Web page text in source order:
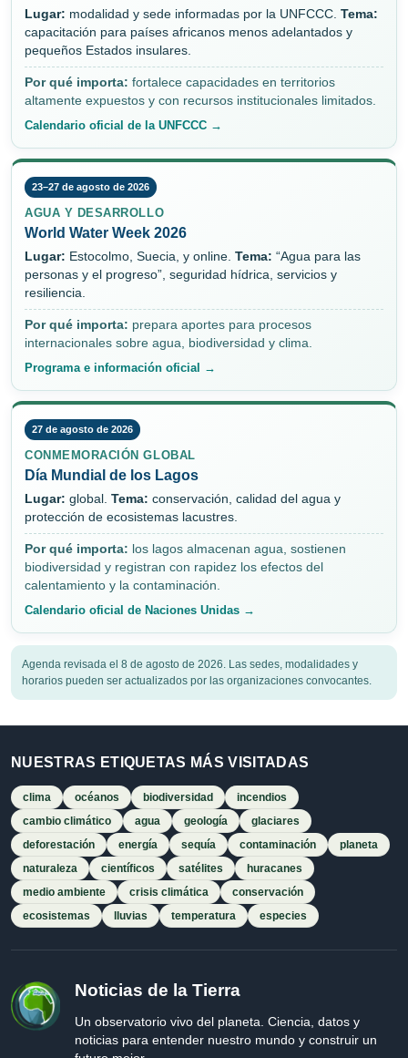
Lugar: modalidad y sede informadas por la UNFCCC. Tema:
capacitación para países africanos menos adelantados y
pequeños Estados insulares.
Por qué importa: fortalece capacidades en territorios
altamente expuestos y con recursos institucionales limitados.
Calendario oficial de la UNFCCC →
23–27 de agosto de 2026
AGUA Y DESARROLLO
World Water Week 2026
Lugar: Estocolmo, Suecia, y online. Tema: “Agua para las
personas y el progreso”, seguridad hídrica, servicios y
resiliencia.
Por qué importa: prepara aportes para procesos
internacionales sobre agua, biodiversidad y clima.
Programa e información oficial →
27 de agosto de 2026
CONMEMORACIÓN GLOBAL
Día Mundial de los Lagos
Lugar: global. Tema: conservación, calidad del agua y
protección de ecosistemas lacustres.
Por qué importa: los lagos almacenan agua, sostienen
biodiversidad y registran con rapidez los efectos del
calentamiento y la contaminación.
Calendario oficial de Naciones Unidas →
Agenda revisada el 8 de agosto de 2026. Las sedes, modalidades y
horarios pueden ser actualizados por las organizaciones convocantes.
NUESTRAS ETIQUETAS MÁS VISITADAS
clima océanos biodiversidad
incendios
cambio climático
agua geología
glaciares
deforestación
energía sequía contaminación
planeta
naturaleza
científicos satélites
huracanes
medio ambiente
crisis climática
conservación
ecosistemas
lluvias temperatura especies
Noticias de la Tierra
Un observatorio vivo del planeta. Ciencia, datos y
noticias para entender nuestro mundo y construir un